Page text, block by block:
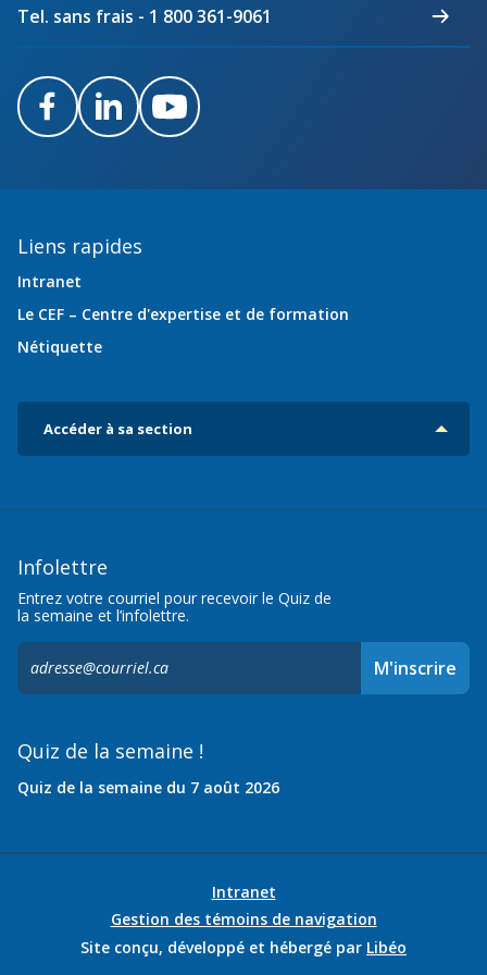
Tel. sans frais - 1 800 361-9061
FacebookLinkedInYoutube
Liens rapides
Intranet
Le CEF – Centre d'expertise et de formation
Nétiquette
Accéder à sa section
Infolettre
Entrez votre courriel pour recevoir le Quiz de
la semaine et l’infolettre.
S'inscrire
M'inscrire
Quiz de la semaine !
Quiz de la semaine du 7 août 2026
Intranet
Gestion des témoins de navigation
Site conçu, développé et hébergé par Libéo